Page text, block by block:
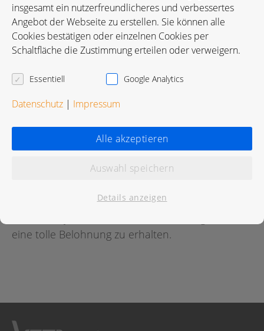
Karte in Google Maps öffnen
Bewertungen
Für diese Praxis wurde noch keine Bewertung
eine tolle Belohnung zu erhalten.
insgesamt ein nutzerfreundlicheres und verbessertes
Angebot der Webseite zu erstellen. Sie können alle
Cookies bestätigen oder einzelnen Cookies per
Schaltfläche die Zustimmung erteilen oder verweigern.
Essentiell Google Analytics
Datenschutz | Impressum
Alle akzeptieren
Auswahl speichern
Details anzeigen